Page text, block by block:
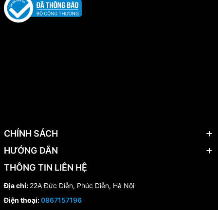
CHÍNH SÁCH
HƯỚNG DẪN
THÔNG TIN LIÊN HỆ
Địa chỉ: 22A Đức Diễn, Phúc Diễn, Hà Nội
Điện thoại:0867157196